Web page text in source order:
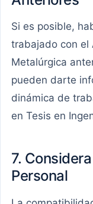
Si es posible,
trabajado con el
Metalúrgica
pueden darte
dinámica de
en Tesis en
7.
Personal